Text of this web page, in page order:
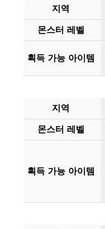
지역
몬스터 레벨
획득 가능 아이템
지역
몬스터 레벨
획득 가능 아이템